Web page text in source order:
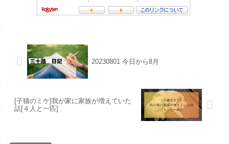
20230801 今日から8月
[子猫のミケ]我が家に家族が増えていた
話[４人と一匹]